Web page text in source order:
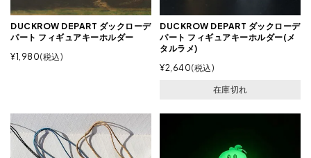
DUCKROW DEPART ダックローデ
パート フィギュアキーホルダー
¥1,980 税込
DUCKROW DEPART ダックローデ
パート フィギュアキーホルダー(メ
タルラメ)
¥2,640 税込
在庫切れ